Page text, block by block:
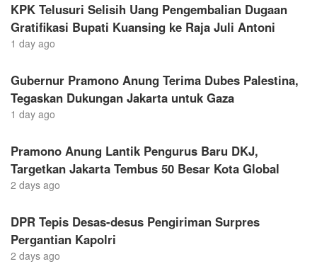
KPK Telusuri Selisih Uang Pengembalian Dugaan
Gratifikasi Bupati Kuansing ke Raja Juli Antoni
1 day ago
Gubernur Pramono Anung Terima Dubes Palestina,
Tegaskan Dukungan Jakarta untuk Gaza
1 day ago
Pramono Anung Lantik Pengurus Baru DKJ,
Targetkan Jakarta Tembus 50 Besar Kota Global
2 days ago
DPR Tepis Desas-desus Pengiriman Surpres
Pergantian Kapolri
2 days ago